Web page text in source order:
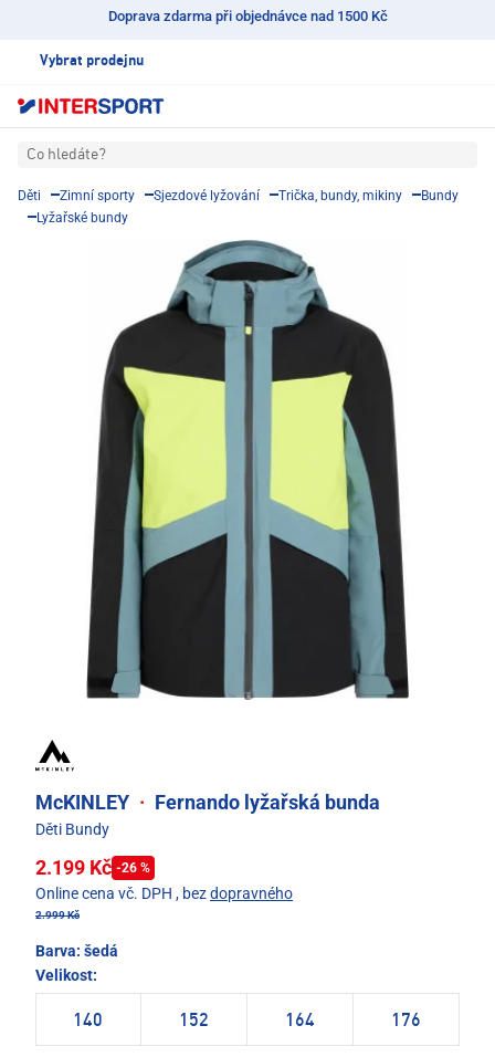
Doprava zdarma při objednávce nad 1500 Kč
Vybrat prodejnu
Co hledáte?
Děti Zimní sporty Sjezdové lyžování Trička, bundy, mikiny
Bundy
Lyžařské bundy
McKINLEY · Fernando lyžařská bunda
Děti Bundy
2.199 Kč -26 %
Online cena vč. DPH , bezdopravného
2.999 Kč
Barva: šedá
Velikost:
140 152 164 176